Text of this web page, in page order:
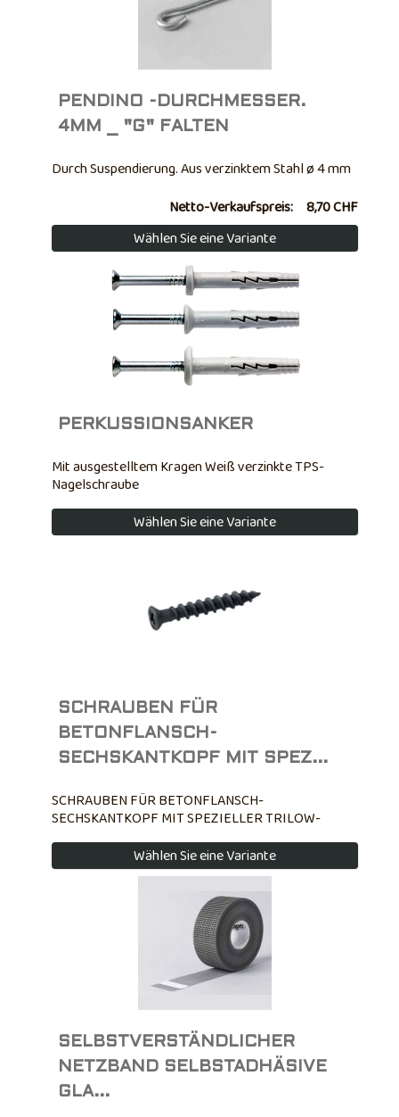
PENDINO -DURCHMESSER.
4MM _ "G" FALTEN
Durch Suspendierung. Aus verzinktem Stahl ø 4 mm
Netto-Verkaufspreis: 8,70 CHF
Wählen Sie eine Variante
PERKUSSIONSANKER
Mit ausgestelltem Kragen Weiß verzinkte TPS-
Nagelschraube
Wählen Sie eine Variante
SCHRAUBEN FÜR
BETONFLANSCH-
SECHSKANTKOPF MIT SPEZ...
SCHRAUBEN FÜR BETONFLANSCH-
SECHSKANTKOPF MIT SPEZIELLER TRILOW-
GEWINDE 6,3x30 mm 6,3x30 mm - Loch-⌀ 5 mm -
maximale Befestigungsstärke 5 - minimale
Lochtiefe 35 - Einstecktiefe 25 - Verankerungstiefe
Wählen Sie eine Variante
SELBSTVERSTÄNDLICHER
NETZBAND SELBSTADHÄSIVE
GLA...